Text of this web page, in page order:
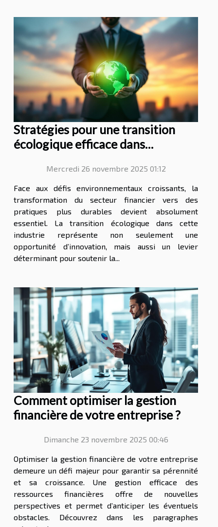
Stratégies pour une transition
écologique efficace dans
Mercredi 26 novembre 2025 01:12
Face aux défis environnementaux croissants, la
transformation du secteur financier vers des
pratiques plus durables devient absolument
essentiel. La transition écologique dans cette
industrie représente non seulement une
opportunité d’innovation, mais aussi un levier
déterminant pour soutenir la...
Comment optimiser la gestion
financière de votre entreprise ?
Dimanche 23 novembre 2025 00:46
Optimiser la gestion financière de votre entreprise
demeure un défi majeur pour garantir sa pérennité
et sa croissance. Une gestion efficace des
ressources financières offre de nouvelles
perspectives et permet d’anticiper les éventuels
obstacles. Découvrez dans les paragraphes